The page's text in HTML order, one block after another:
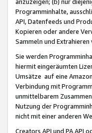
Programminhalte,
API, Datenfeeds und
Kopieren oder andere
Sammeln und
Sie werden
hiermit eingeräumten
Umsätze auf eine
Verbindung mit
unmittelbarem
Nutzung der
nicht mit einer anderen
Creators API und PA API